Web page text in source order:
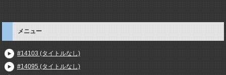
メニュー
#14103 (タイトルなし)
#14095 (タイトルなし)